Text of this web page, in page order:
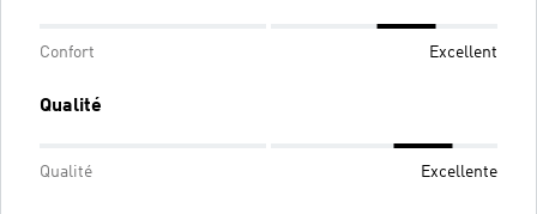
Confort Excellent
Qualité
Qualité Excellente